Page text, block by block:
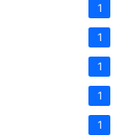
1
1
1
1
1